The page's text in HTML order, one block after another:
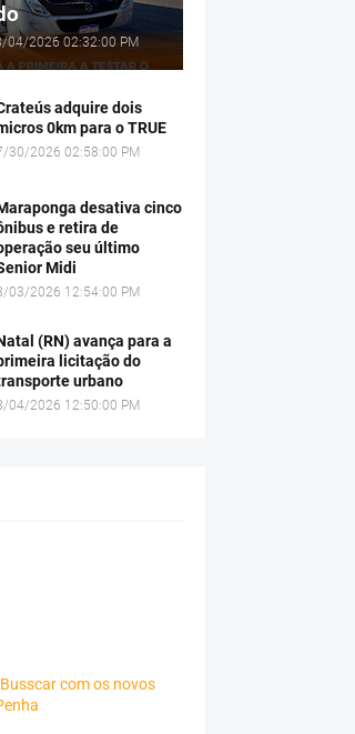
04/2026 02:32:00 PM
adquire dois
0km para o TRUE
30/2026 02:58:00 PM
desativa cinco
e retira de
seu último
Midi
03/2026 12:54:00 PM
(RN) avança para a
licitação do
urbano
04/2026 12:50:00 PM
com os novos